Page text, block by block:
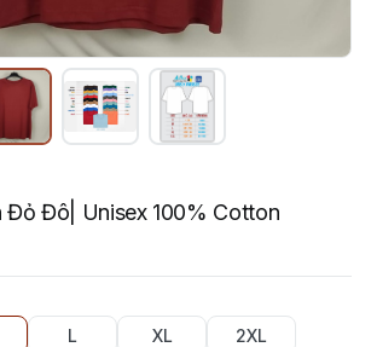
Đỏ Đô| Unisex 100% Cotton
L XL 2XL